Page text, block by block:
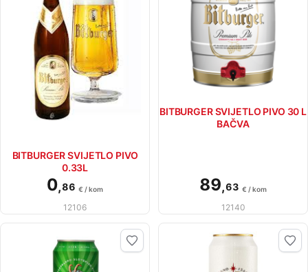
BITBURGER SVIJETLO PIVO
0.33L
0,86 € / kom
12106
BITBURGER SVIJETLO PIVO 30 L
BAČVA
89,63 € / kom
12140